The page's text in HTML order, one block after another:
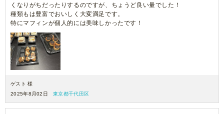
くなりがちだったりするのですが、ちょうど良い量でした！
種類もは豊富でおいしく大変満足です。
特にマフィンが個人的には美味しかったです！
ゲスト 様
2025年8月02日
東京都千代田区